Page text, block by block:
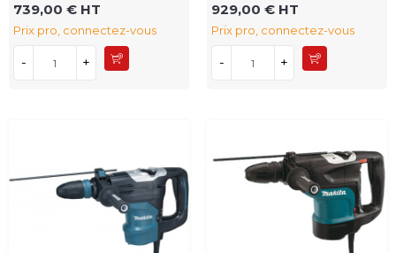
739,00 € HT
Prix pro, connectez-vous
- +
929,00 € HT
Prix pro, connectez-vous
- +